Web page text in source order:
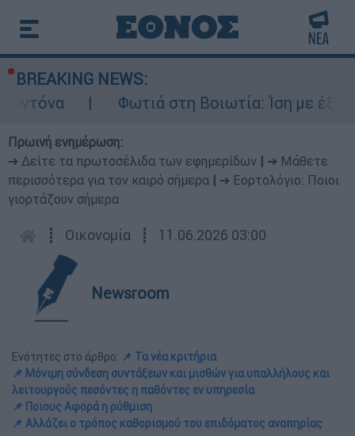
BREAKING NEWS:
Φωτιά στη Βοιωτία: Ίση με έξι
Πρωινή ενημέρωση:
➔ Δείτε τα πρωτοσέλιδα των εφημερίδων
➔ Μάθετε
περισσότερα για τον καιρό σήμερα
➔ Εορτολόγιο: Ποιοι
γιορτάζουν σήμερα
┋ Οικονομία ┋ 11.06.2026 03:00
Newsroom
Ενότητες στο άρθρο: 📌 Τα νέα κριτήρια
📌 Μόνιμη σύνδεση συντάξεων και μισθών για υπαλλήλους και
λειτουργούς πεσόντες η παθόντες εν υπηρεσία
📌 Ποιους Αφορά η ρύθμιση
📌 Αλλάζει ο τρόπος καθορισμού του επιδόματος αναπηρίας